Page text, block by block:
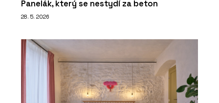
Panelák, který se nestydí za beton
28. 5. 2026